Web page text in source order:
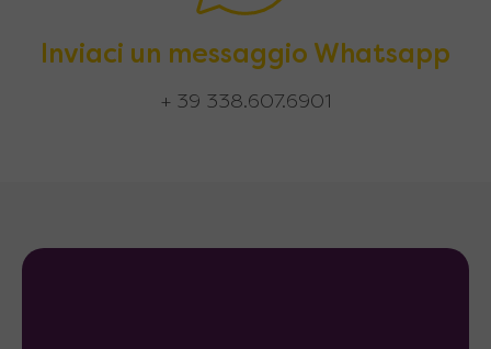
Inviaci un messaggio Whatsapp
+ 39 338.607.6901